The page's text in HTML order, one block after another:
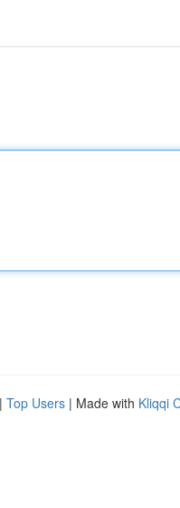
| Top Users | Made with Kliqqi